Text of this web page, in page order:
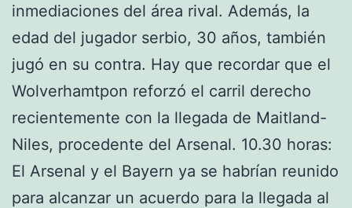
inmediaciones del área rival. Además, la
edad del jugador serbio, 30 años, también
jugó en su contra. Hay que recordar que el
Wolverhamtpon reforzó el carril derecho
recientemente con la llegada de Maitland-
Niles, procedente del Arsenal. 10.30 horas:
El Arsenal y el Bayern ya se habrían reunido
para alcanzar un acuerdo para la llegada al